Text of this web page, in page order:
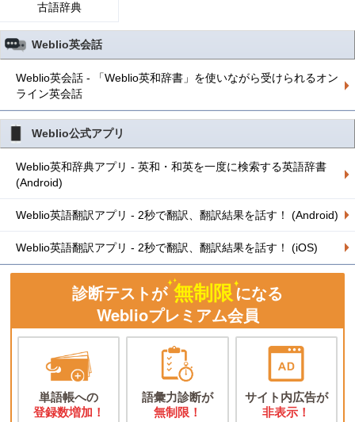
古語辞典
Weblio英会話
Weblio英会話 - 「Weblio英和辞書」を使いながら受けられるオン
ライン英会話
Weblio公式アプリ
Weblio英和辞典アプリ - 英和・和英を一度に検索する英語辞書
(Android)
Weblio英語翻訳アプリ - 2秒で翻訳、翻訳結果を話す！ (Android)
Weblio英語翻訳アプリ - 2秒で翻訳、翻訳結果を話す！ (iOS)
診断テストが 無制限になる
Weblioプレミアム会員
単語帳への
登録数増加！
語彙力診断が
無制限！
サイト内広告が
非表示！